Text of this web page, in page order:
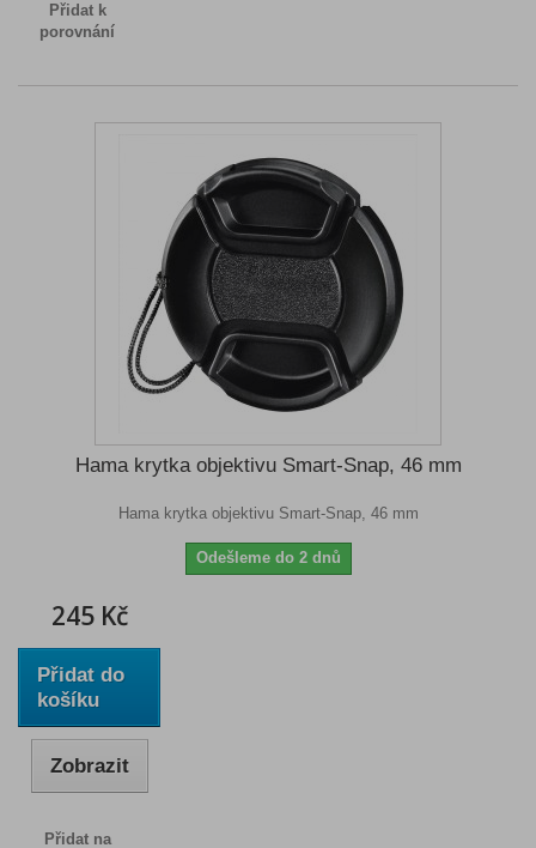
Přidat k
porovnání
Hama krytka objektivu Smart-Snap, 46 mm
Hama krytka objektivu Smart-Snap, 46 mm
Odešleme do 2 dnů
245 Kč
Přidat do
košíku
Zobrazit
Přidat na